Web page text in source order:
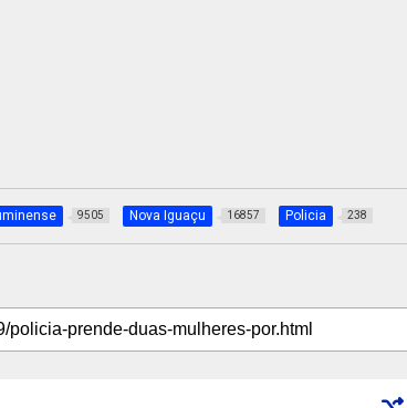
9505 Nova Iguaçu 16857 Policia 238